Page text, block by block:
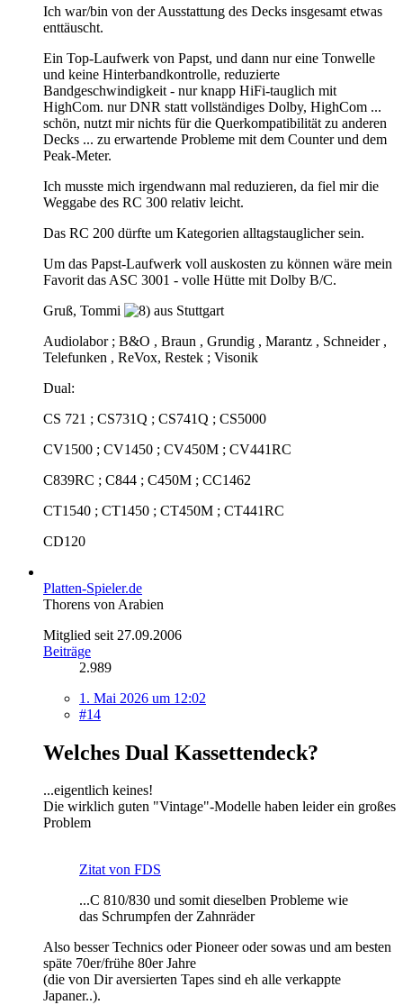
Ich war/bin von der Ausstattung des Decks insgesamt etwas
enttäuscht.
Ein Top-Laufwerk von Papst, und dann nur eine Tonwelle
und keine Hinterbandkontrolle, reduzierte
Bandgeschwindigkeit - nur knapp HiFi-tauglich mit
HighCom. nur DNR statt vollständiges Dolby, HighCom ...
schön, nutzt mir nichts für die Querkompatibilität zu anderen
Decks ... zu erwartende Probleme mit dem Counter und dem
Peak-Meter.
Ich musste mich irgendwann mal reduzieren, da fiel mir die
Weggabe des RC 300 relativ leicht.
Das RC 200 dürfte um Kategorien alltagstauglicher sein.
Um das Papst-Laufwerk voll auskosten zu können wäre mein
Favorit das ASC 3001 - volle Hütte mit Dolby B/C.
Gruß, Tommi
aus Stuttgart
Audiolabor ; B&O , Braun , Grundig , Marantz , Schneider ,
Telefunken , ReVox, Restek ; Visonik
Dual:
CS 721 ; CS731Q ; CS741Q ; CS5000
CV1500 ; CV1450 ; CV450M ; CV441RC
C839RC ; C844 ; C450M ; CC1462
CT1540 ; CT1450 ; CT450M ; CT441RC
CD120
Platten-Spieler.de
Thorens von Arabien
Mitglied seit 27.09.2006
Beiträge
2.989
1. Mai 2026 um 12:02
#14
Welches Dual Kassettendeck?
...eigentlich keines!
Die wirklich guten "Vintage"-Modelle haben leider ein großes
Problem
Zitat von FDS
...C 810/830 und somit dieselben Probleme wie
das Schrumpfen der Zahnräder
Also besser Technics oder Pioneer oder sowas und am besten
späte 70er/frühe 80er Jahre
(die von Dir aversierten Tapes sind eh alle verkappte
Japaner..).